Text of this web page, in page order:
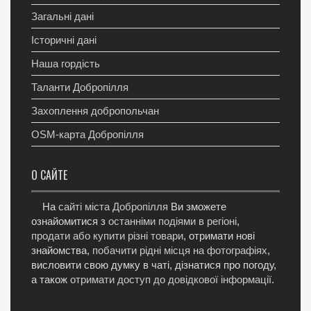
Загальні дані
Історичні дані
Наша гордість
Таланти Добропілля
Захоплення добропольчан
OSM-карта Добропілля
О САЙТЕ
На сайті міста Добропілля Ви зможете
ознайомитися з останніми подіями в регіоні,
продати або купити різні товари, отримати нові
знайомства, побачити рідні місця на фотографіях,
висловити свою думку в чаті, дізнатися про погоду,
а також отримати доступ до довідкової інформації.